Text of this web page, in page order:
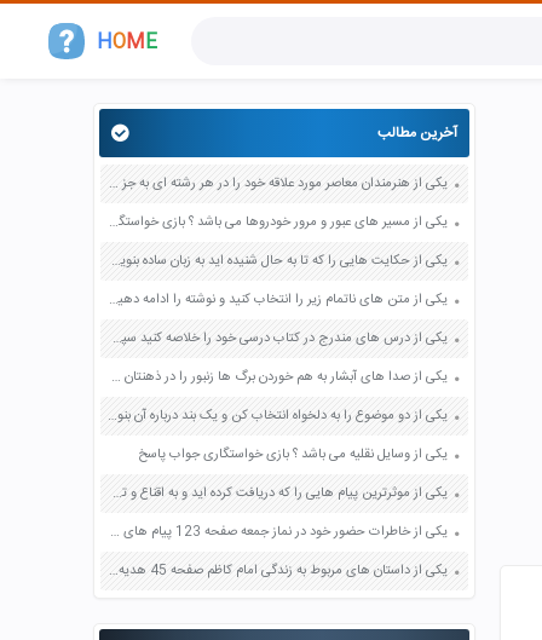
HOME
آخرین مطالب
یکی از هنرمندان معاصر مورد علاقه خود را در هر رشته ای به جز عکاسی صفحه 69 فرهنگ و هنر نهم
یکی از مسیر های عبور و مرور خودروها می باشد ؟ بازی خواستگاری جواب پاسخ
یکی از حکایت هایی را که تا به حال شنیده اید به زبان ساده بنویسید صفحه 97 نگارش ششم دبستان
یکی از متن های ناتمام زیر را انتخاب کنید و نوشته را ادامه دهید صفحه 73 و 74 کتاب نگارش فارسی پنجم دبستان
یکی از درس های مندرج در کتاب درسی خود را خلاصه کنید سپس متن خلاصه شده را با بهره گیری از روش های دسته بندی نمودار جدول نقشه مفهومی نشان دهید صفحه 118 نگارش یازدهم
یکی از صدا های آبشار به هم خوردن برگ ها زنبور را در ذهنتان مجسم کنید و درباره آن یک بند بنویسید صفحه 11 نگارش پنجم
یکی از دو موضوع را به دلخواه انتخاب کن و یک بند درباره آن بنویس صفحه 35 کتاب نگارش فارسی سوم
یکی از وسایل نقلیه می باشد ؟ بازی خواستگاری جواب پاسخ
یکی از موثرترین پیام هایی را که دریافت کرده اید و به اقناع و تغییری جدی در شما منجر شده است برسی کنید و علت این تاثیر گذاری قابل توجه را بنویسید صفحه 52 تفکر و سواد رسانه ای دهم
یکی از خاطرات حضور خود در نماز جمعه صفحه 123 پیام های آسمان هفتم
یکی از داستان های مربوط به زندگی امام کاظم صفحه 45 هدیه های آسمان چهارم